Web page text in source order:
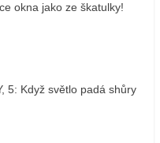
okna jako ze škatulky!
5: Když světlo padá shůry